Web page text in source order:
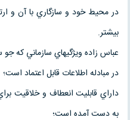
در محيط خود و سازگاري با آن و
بيشتر.
عباس زاده ويژگيهاي سازماني كه
در مبادله اطلاعات قابل اعتماد است؛
داراي قابليت انعطاف و خلاقيت
به دست آمده است؛